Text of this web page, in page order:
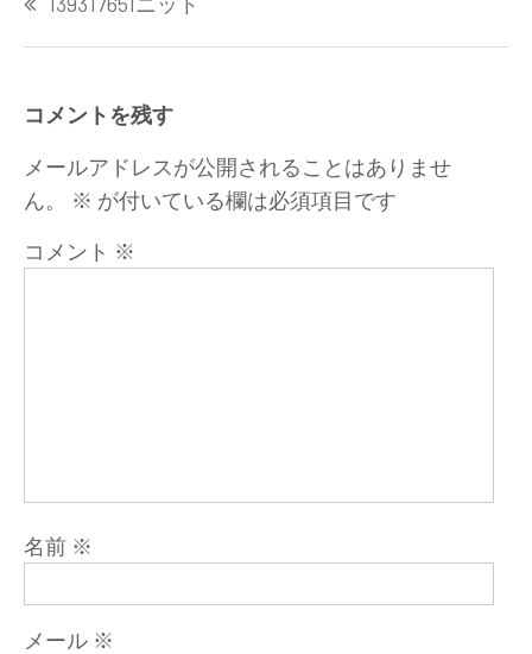
稿
ー
シ
ョ
コメントを残す
メールアドレスが公開されることはありませ
ん。
※ が付いている欄は必須項目です
コメント ※
名前 ※
メール ※